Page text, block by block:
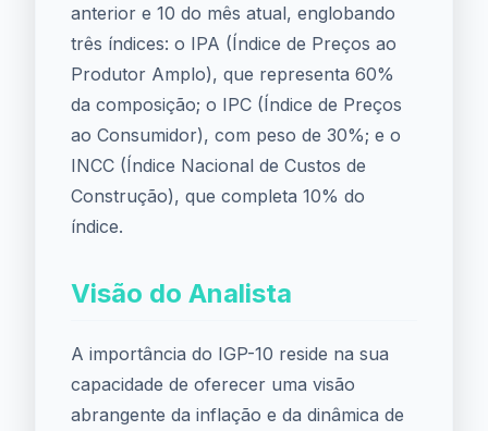
anterior e 10 do mês atual, englobando
três índices: o IPA (Índice de Preços ao
Produtor Amplo), que representa 60%
da composição; o IPC (Índice de Preços
ao Consumidor), com peso de 30%; e o
INCC (Índice Nacional de Custos de
Construção), que completa 10% do
índice.
Visão do Analista
A importância do IGP-10 reside na sua
capacidade de oferecer uma visão
abrangente da inflação e da dinâmica de